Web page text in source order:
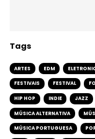
Tags
ARTES EDM
FESTIVAIS FESTIVAL
HIP HOP INDIE JAZZ
MÚSICA ALTERNATIVA
MÚSICA PORTUGUESA